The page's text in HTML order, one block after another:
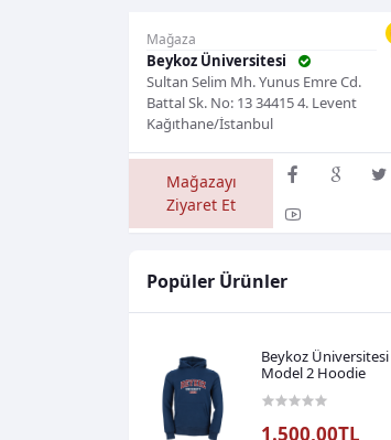
Mağaza
Beykoz Üniversitesi
Sultan Selim Mh. Yunus Emre Cd.
Battal Sk. No: 13 34415 4. Levent
Kağıthane/İstanbul
Mağazayı
Ziyaret Et
Popüler Ürünler
Beykoz Üniversitesi
Model 2 Hoodie
1.500,00TL